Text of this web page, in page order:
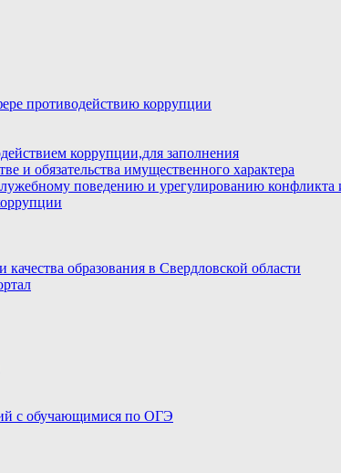
противодействию коррупции
коррупции,для заполнения
и обязательства имущественного характера
поведению и урегулированию конфликта
образования в Свердловской области
с обучающимися по ОГЭ